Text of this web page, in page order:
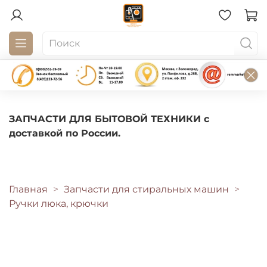
ЗАПЧАСТИ ДЛЯ БЫТОВОЙ ТЕХНИКИ с
доставкой по России.
Главная
Запчасти для стиральных машин
Ручки люка, крючки